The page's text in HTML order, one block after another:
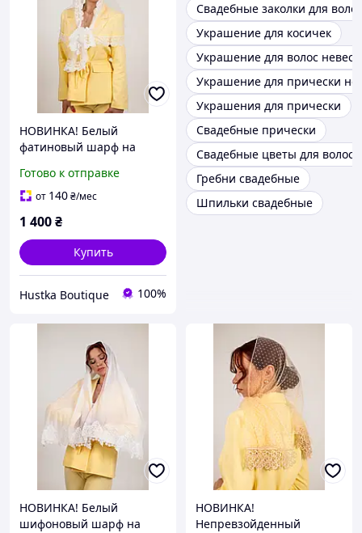
НОВИНКА! Белый
фатиновый шарф на
гребнем | Для крестной,
невесты, храма и
Готово к отправке
от 140₴/мес
1 400₴
Купить
Hustka Boutique 100%
Свадебные заколки для волос
Украшение для косичек
Украшение для волос
Украшение для прически
Украшения для прически
Свадебные прически
Свадебные цветы для волос
Гребни свадебные
Шпильки свадебные
НОВИНКА! Белый
шифоновый шарф на
НОВИНКА!
Непревзойденный